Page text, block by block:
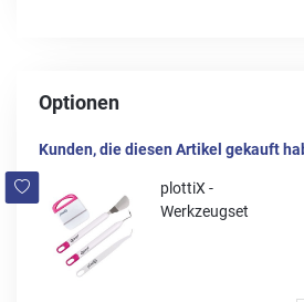
Optionen
Kunden, die diesen Artikel gekauft
plottiX -
Werkzeugset